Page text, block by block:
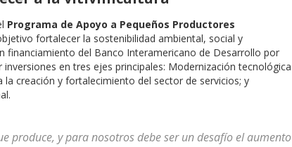
Programa de Apoyo a Pequeños Productores
fortalecer la sostenibilidad ambiental, social y
financiamiento del Banco Interamericano de Desarrollo por
inversiones en tres ejes principales: Modernización tecnológica
creación y fortalecimiento del sector de servicios; y
produce, y para nosotros debe ser un desafío el aumento